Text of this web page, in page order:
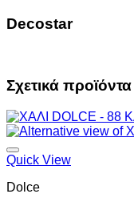
Decostar
Σχετικά προϊόντα
Quick View
Dolce